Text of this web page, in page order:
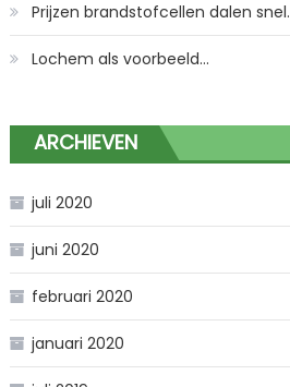
Prijzen brandstofcellen dalen snel.
Lochem als voorbeeld…
ARCHIEVEN
juli 2020
juni 2020
februari 2020
januari 2020